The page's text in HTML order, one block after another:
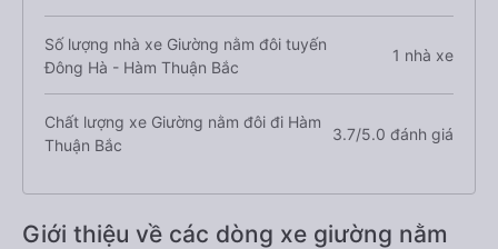
Số lượng nhà xe Giường nằm đôi tuyến
Đông Hà - Hàm Thuận Bắc
1 nhà xe
Chất lượng xe Giường nằm đôi đi Hàm
Thuận Bắc
3.7/5.0 đánh giá
Giới thiệu về các dòng xe giường nằm